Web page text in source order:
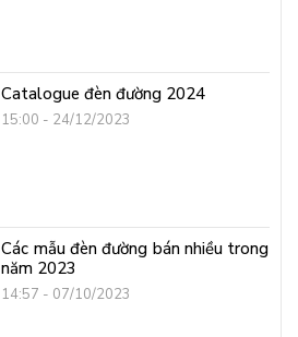
Catalogue đèn đường 2024
15:00 - 24/12/2023
Các mẫu đèn đường bán nhiều trong
năm 2023
14:57 - 07/10/2023